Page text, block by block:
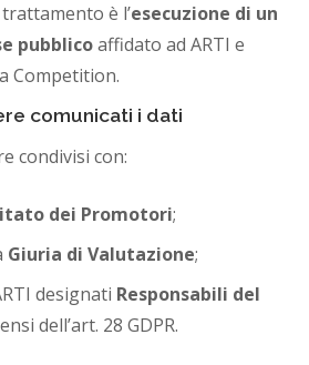
è l’esecuzione di un
pubblicoaffidato ad ARTI e
Competition.
comunicati i dati
condivisi con:
dei Promotori;
Giuria di Valutazione;
designati Responsabili del
dell’art. 28 GDPR.